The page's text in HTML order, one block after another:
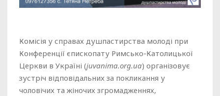
Комісія у справах душпастирства молоді при
Конференції єпископату Римсько-Католицької
Церкви в Україні (juvanima.org.ua) організовує
зустріч відповідальних за покликання у
чоловічих та жіночих згромадженнях,